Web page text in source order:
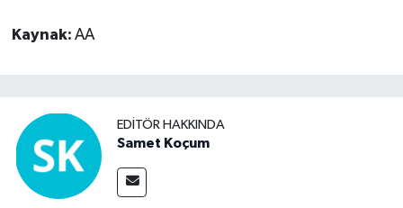
Kaynak: AA
EDITÖR HAKKINDA
Samet Koçum